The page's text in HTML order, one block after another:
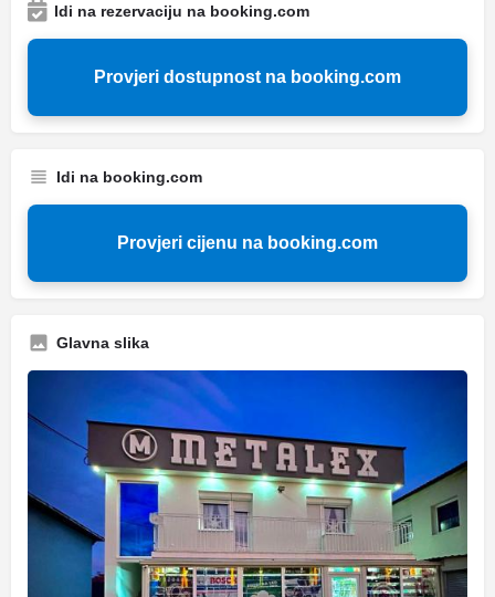
Idi na rezervaciju na booking.com
Provjeri dostupnost na booking.com
Idi na booking.com
Provjeri cijenu na booking.com
Glavna slika